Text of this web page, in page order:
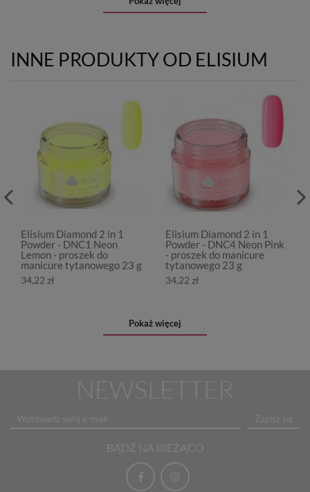
INNE PRODUKTY OD ELISIUM
Elisium Diamond 2 in 1
Powder - DNC1 Neon
Lemon - proszek do
manicure tytanowego 23 g
34,22 zł
Elisium Diamond 2 in 1
Powder - DNC4 Neon Pink
- proszek do manicure
tytanowego 23 g
34,22 zł
Pokaż więcej
NEWSLETTER
Zapisz się
BĄDŹ NA BIEŻĄCO